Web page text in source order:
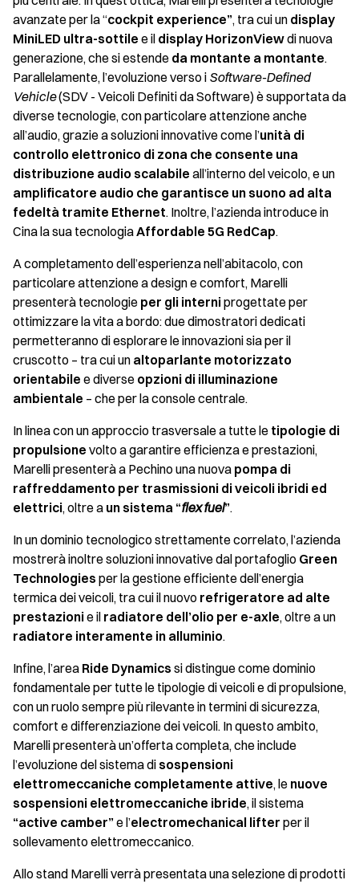
avanzate per la “cockpit experience”, tra cui un display
MiniLED ultra-sottile e il display HorizonViewdi nuova
generazione, che si estende da montante a montante.
Parallelamente, l’evoluzione verso i Software-Defined
Vehicle(SDV - Veicoli Definiti da Software) è supportata da
diverse tecnologie, con particolare attenzione anche
all’audio, grazie a soluzioni innovative come l’unità di
controllo elettronico di zona che consente una
distribuzione audio scalabile all’interno del veicolo, e un
amplificatore audio che garantisce un suono ad alta
fedeltà tramite Ethernet. Inoltre, l’azienda introduce in
Cina la sua tecnologiaAffordable 5G RedCap.
A completamento dell’esperienza nell’abitacolo, con
particolare attenzione a design e comfort, Marelli
presenterà tecnologie per gli interniprogettate per
ottimizzare la vita a bordo: due dimostratori dedicati
permetteranno di esplorare le innovazioni sia per il
cruscotto – tra cui un altoparlante motorizzato
orientabile e diverse opzioni di illuminazione
ambientale – che per la console centrale.
In linea con un approccio trasversale a tutte le tipologie di
propulsione volto a garantire efficienza e prestazioni,
Marelli presenterà a Pechino una nuova pompa di
raffreddamento per trasmissioni di veicoli ibridi ed
elettrici, oltre a un sistema “flex fuel”.
In un dominio tecnologico strettamente correlato, l’azienda
mostrerà inoltre soluzioni innovative dal portafoglio Green
Technologies per la gestione efficiente dell’energia
termica dei veicoli, tra cui il nuovo refrigeratore ad alte
prestazionie il radiatore dell’olio per e-axle, oltre a un
radiatore interamente in alluminio.
Infine, l’area Ride Dynamics si distingue come dominio
fondamentale per tutte le tipologie di veicoli e di propulsione,
con un ruolo sempre più rilevante in termini di sicurezza,
comfort e differenziazione dei veicoli. In questo ambito,
Marelli presenterà un’offerta completa, che include
l’evoluzione del sistema di sospensioni
elettromeccaniche completamente attive, le nuove
sospensioni elettromeccaniche ibride, il sistema
“active camber”e l’electromechanical lifter per il
sollevamento elettromeccanico.
Allo stand Marelli verrà presentata una selezione di prodotti